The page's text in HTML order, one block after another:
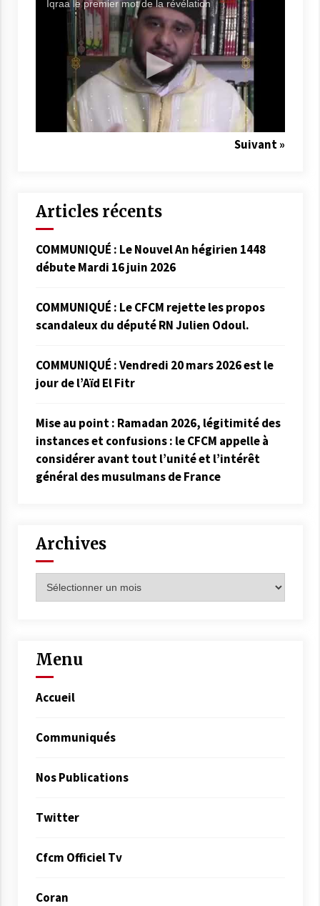
Iqraa le premier mot de la révélation
Suivant »
Articles récents
COMMUNIQUÉ : Le Nouvel An hégirien 1448
débute Mardi 16 juin 2026
COMMUNIQUÉ : Le CFCM rejette les propos
scandaleux du député RN Julien Odoul.
COMMUNIQUÉ : Vendredi 20 mars 2026 est le
jour de l’Aïd El Fitr
Mise au point : Ramadan 2026, légitimité des
instances et confusions : le CFCM appelle à
considérer avant tout l’unité et l’intérêt
général des musulmans de France
Archives
Menu
Accueil
Communiqués
Nos Publications
Twitter
Cfcm Officiel Tv
Coran